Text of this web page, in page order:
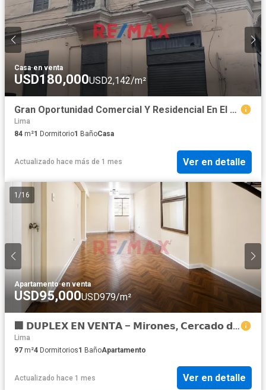
Casa·en venta
USD180,000USD2,142/m²
Gran Oportunidad Comercial Y Residencial En El Cercado De Lima
Lima
84 m²1 Dormitorio1 BañoCasa
Actualizado hace más de 1 mes Ver en detalle
1 /16
Apartamento·en venta
USD95,000USD979/m²
🏢 𝗗𝗨𝗣𝗟𝗘𝗫 𝗘𝗡 𝗩𝗘𝗡𝗧𝗔 – 𝗠𝗶𝗿𝗼𝗻𝗲𝘀, 𝗖𝗲𝗿𝗰𝗮𝗱𝗼 𝗱𝗲 𝗟𝗶𝗺𝗮⁣
Lima
97 m²4 Dormitorios1 BañoApartamento
Actualizado hace 1 mes Ver en detalle